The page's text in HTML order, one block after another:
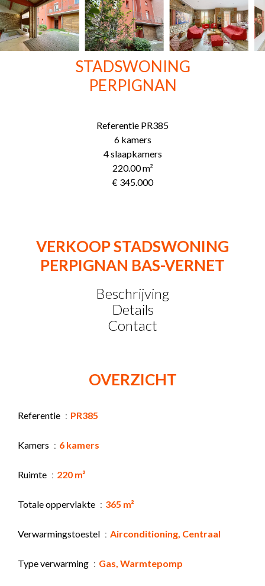
STADSWONING
PERPIGNAN
Referentie PR385
6 kamers
4 slaapkamers
220.00m²
€ 345.000
VERKOOP STADSWONING
PERPIGNAN BAS-VERNET
Beschrijving
Details
Contact
OVERZICHT
Referentie PR385
Kamers 6 kamers
Ruimte 220 m²
Totale oppervlakte 365 m²
Verwarmingstoestel Airconditioning, Centraal
Type verwarming Gas, Warmtepomp